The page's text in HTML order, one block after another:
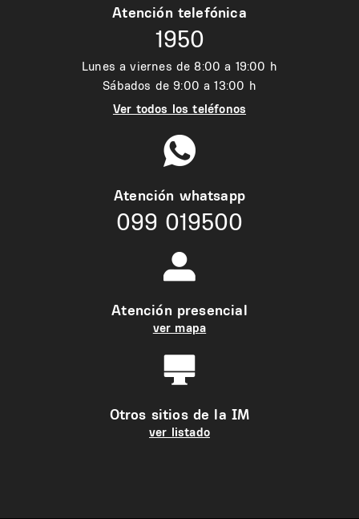
Atención telefónica
1950
Lunes a viernes de 8:00 a 19:00 h
Sábados de 9:00 a 13:00 h
Ver todos los teléfonos
Atención whatsapp
099 019500
Atención presencial
ver mapa
Otros sitios de la IM
ver listado